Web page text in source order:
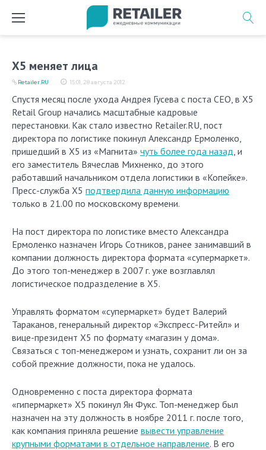
Х5 меняет лица
15:01, 28 августа 2012
Retailer.RU
Спустя месяц после ухода Андрея Гусева с поста CEO, в Х5
Retail Group начались масштабные кадровые
перестановки. Как стало известно Retailer.RU, пост
директора по логистике покинул Александр Ермоленко,
пришедший в Х5 из «Магнита» чуть более года назад, и
его заместитель Вячеслав Михненко, до этого
работавший начальником отдела логистики в «Копейке».
Пресс-служба X5 подтвердила данную информацию
только в 21.00 по московскому времени.
На пост директора по логистике вместо Александра
Ермоленко назначен Игорь Сотников, ранее занимавший в
компании должность директора формата «супермаркет».
До этого топ-менеджер в 2007 г. уже возглавлял
логистическое подразделение в Х5.
Управлять форматом «супермаркет» будет Валерий
Тараканов, генеральный директор «Экспресс-Ритейл» и
вице-президент Х5 по формату «магазин у дома».
Связаться с топ-менеджером и узнать, сохранит ли он за
собой прежние должности, пока не удалось.
Одновременно с поста директора формата
«гипермаркет» Х5 покинул Ян Фукс. Топ-менеджер был
назначен на эту должность в ноябре 2011 г. после того,
как компания приняла решение вывести управление
крупными форматами в отдельное направление. В его